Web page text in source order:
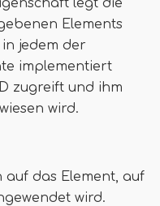
legt die
Elements
jedem der
implementiert
zugreift und ihm
wird.
auf das Element, auf
wird.